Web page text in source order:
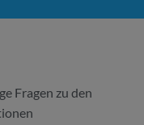
Fragen zu den